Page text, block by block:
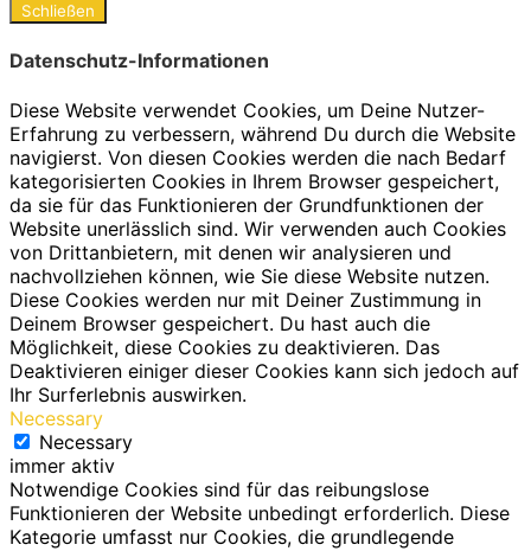
Schließen
Datenschutz-Informationen
Diese Website verwendet Cookies, um Deine Nutzer-
Erfahrung zu verbessern, während Du durch die Website
navigierst. Von diesen Cookies werden die nach Bedarf
kategorisierten Cookies in Ihrem Browser gespeichert,
da sie für das Funktionieren der Grundfunktionen der
Website unerlässlich sind. Wir verwenden auch Cookies
von Drittanbietern, mit denen wir analysieren und
nachvollziehen können, wie Sie diese Website nutzen.
Diese Cookies werden nur mit Deiner Zustimmung in
Deinem Browser gespeichert. Du hast auch die
Möglichkeit, diese Cookies zu deaktivieren. Das
Deaktivieren einiger dieser Cookies kann sich jedoch auf
Ihr Surferlebnis auswirken.
Necessary
Necessary
immer aktiv
Notwendige Cookies sind für das reibungslose
Funktionieren der Website unbedingt erforderlich. Diese
Kategorie umfasst nur Cookies, die grundlegende